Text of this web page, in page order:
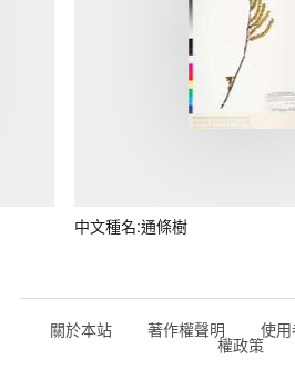
中文種名:通條樹
關於本站 著作權聲明 使
權政策